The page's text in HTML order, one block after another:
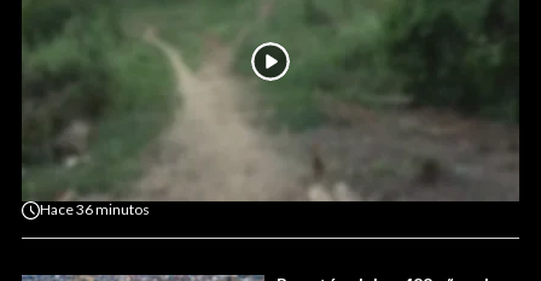
Hace36 minutos